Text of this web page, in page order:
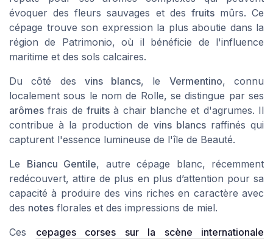
évoquer des fleurs sauvages et des fruitsmûrs. Ce
cépage trouve son expression la plus aboutie dans la
région de Patrimonio, où il bénéficie de l'influence
maritime et des sols calcaires.
Du côté des vins blancs, le Vermentino, connu
localement sous le nom de Rolle, se distingue par ses
arômes frais de fruits à chair blanche et d'agrumes. Il
contribue à la production de vins blancsraffinés qui
capturent l'essence lumineuse de l'île de Beauté.
Le Biancu Gentile, autre cépage blanc, récemment
redécouvert, attire de plus en plus d’attention pour sa
capacité à produire des vins riches en caractère avec
des notes florales et des impressions de miel.
Ces cepages corses sur la scène internationale